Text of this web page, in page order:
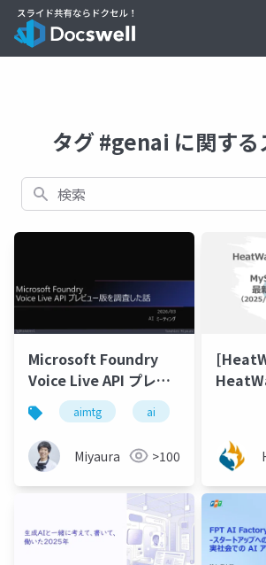
タグ #genai に関する
検索
Microsoft Foundry
Voice Live API プレビ
ュー版を調査した話
aimtg ai
Miyaura >100
パソナ
ン)]